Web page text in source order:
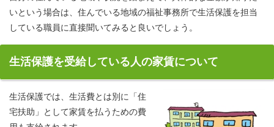
いという場合は、住んでいる地域の福祉事務所で生活保護を担当
している職員に直接聞いてみると良いでしょう。
生活保護を受給している人の家賃について
生活保護では、生活費とは別に「住
宅扶助」として家賃を払うための費